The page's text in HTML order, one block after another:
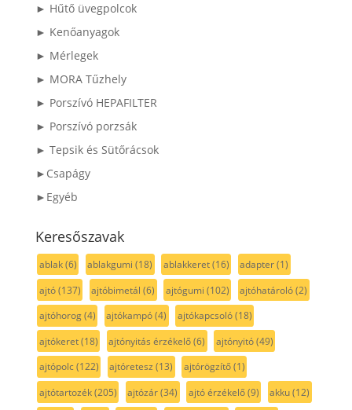
► Hűtő üvegpolcok
► Kenőanyagok
► Mérlegek
► MORA Tűzhely
► Porszívó HEPAFILTER
► Porszívó porzsák
► Tepsik és Sütőrácsok
►Csapágy
►Egyéb
Keresőszavak
ablak(6) ablakgumi (18) ablakkeret(16) adapter(1)
ajtó(137) ajtóbimetál (6) ajtógumi (102) ajtóhatároló(2)
ajtóhorog(4) ajtókampó(4) ajtókapcsoló(18)
ajtókeret(18) ajtónyitás érzékelő(6) ajtónyitó(49)
ajtópolc(122) ajtóretesz (13) ajtórögzítő(1)
ajtótartozék(205) ajtózár(34) ajtó érzékelő(9) akku(12)